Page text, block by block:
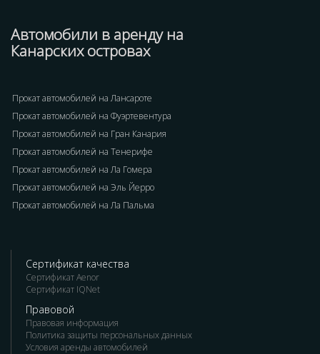
Автомобили в аренду на
Канарских островах
Прокат автомобилей на Лансароте
Прокат автомобилей на Фуэртевентура
Прокат автомобилей на Гран Канария
Прокат автомобилей на Тенерифе
Прокат автомобилей на Ла Гомера
Прокат автомобилей на Эль Йерро
Прокат автомобилей на Ла Пальма
Сертификат качества
Сертификат Aenor
Сертификат IQNet
Правовой
Правовая информация
Политика защиты персональных данных
Условия аренды автомобилей